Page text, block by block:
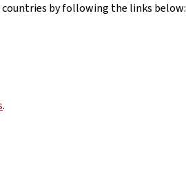
by following the links below:
.